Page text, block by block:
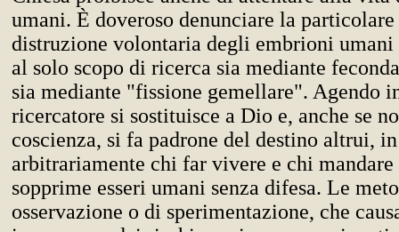
umani. È doveroso denunciare la
distruzione volontaria degli embrioni
al solo scopo di ricerca sia mediante
sia mediante "fissione gemellare". Agendo
ricercatore si sostituisce a Dio e, anche se
coscienza, si fa padrone del destino altrui,
arbitrariamente chi far vivere e chi mandare
sopprime esseri umani senza difesa. Le
osservazione o di sperimentazione, che